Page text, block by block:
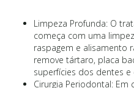
Limpeza Profunda: O
começa com uma
raspagem e alisamento
remove tártaro, placa
superfícies dos dentes e
Cirurgia Periodontal: Em